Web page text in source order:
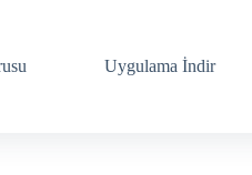
Uygulama İndir